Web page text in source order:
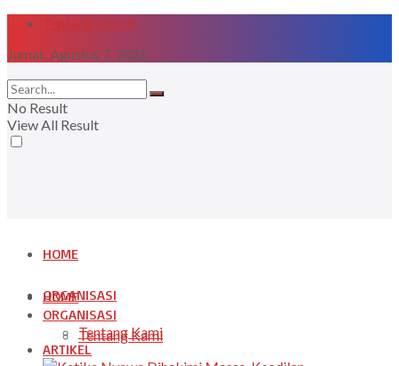
Tentang LIDMI
Jumat, Agustus 7, 2026
No Result
View All Result
HOME
ORGANISASI
Tentang Kami
HOME
ORGANISASI
Tentang Kami
ARTIKEL